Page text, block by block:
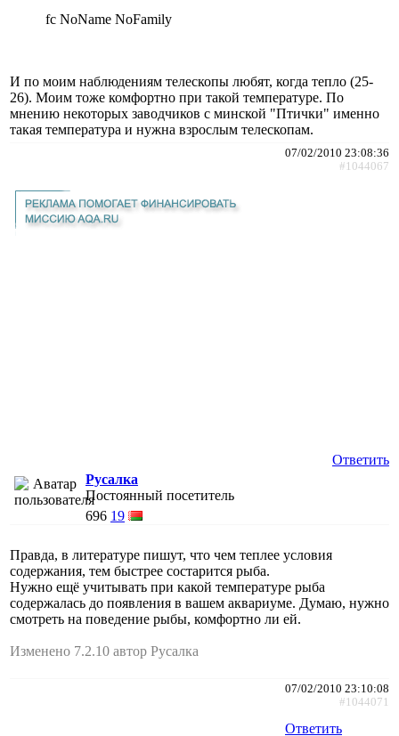
fc NoName NoFamily
И по моим наблюдениям телескопы любят, когда тепло (25-
26). Моим тоже комфортно при такой температуре. По
мнению некоторых заводчиков с минской "Птички" именно
такая температура и нужна взрослым телескопам.
07/02/2010 23:08:36
#1044067
Ответить
Русалка
Постоянный посетитель
696 19
Правда, в литературе пишут, что чем теплее условия
содержания, тем быстрее состарится рыба.
Нужно ещё учитывать при какой температуре рыба
содержалась до появления в вашем аквариуме. Думаю, нужно
смотреть на поведение рыбы, комфортно ли ей.
Изменено 7.2.10 автор Русалка
07/02/2010 23:10:08
#1044071
Ответить